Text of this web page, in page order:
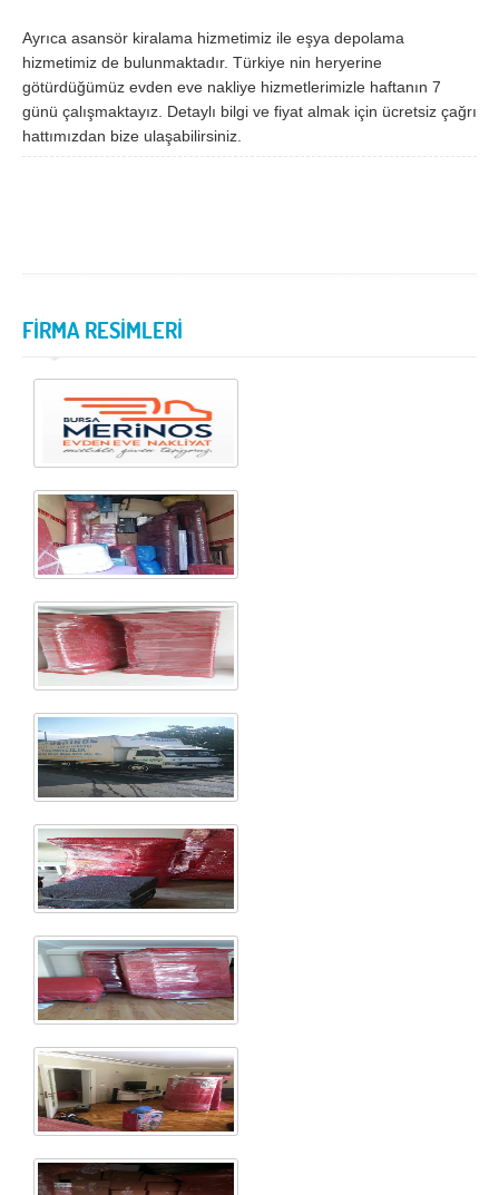
Ayrıca asansör kiralama hizmetimiz ile eşya depolama
hizmetimiz de bulunmaktadır. Türkiye nin heryerine
götürdüğümüz evden eve nakliye hizmetlerimizle haftanın 7
günü çalışmaktayız. Detaylı bilgi ve fiyat almak için ücretsiz çağrı
hattımızdan bize ulaşabilirsiniz.
FİRMA RESİMLERİ